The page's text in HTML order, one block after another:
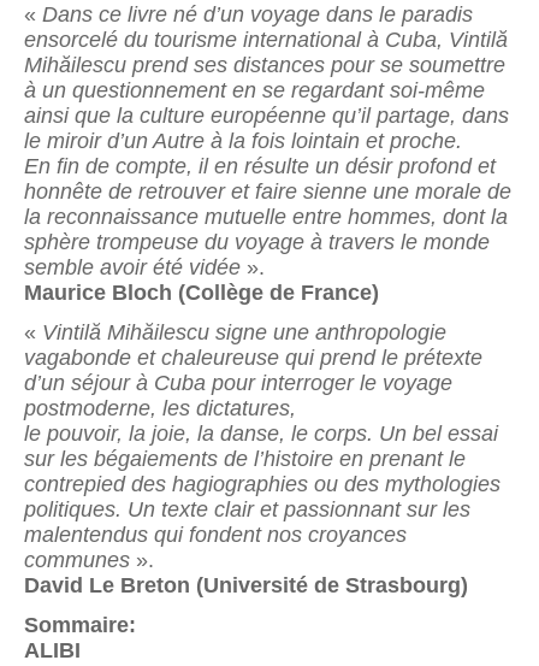
« Dans ce livre né d’un voyage dans le paradis
ensorcelé du tourisme international à Cuba, Vintilă
Mihăilescu prend ses distances pour se soumettre
à un questionnement en se regardant soi-même
ainsi que la culture européenne qu’il partage, dans
le miroir d’un Autre à la fois lointain et proche.
En fin de compte, il en résulte un désir profond et
honnête de retrouver et faire sienne une morale de
la reconnaissance mutuelle entre hommes, dont la
sphère trompeuse du voyage à travers le monde
semble avoir été vidée ».
Maurice Bloch (Collège de France)
« Vintilă Mihăilescu signe une anthropologie
vagabonde et chaleureuse qui prend le prétexte
d’un séjour à Cuba pour interroger le voyage
postmoderne, les dictatures,
le pouvoir, la joie, la danse, le corps. Un bel essai
sur les bégaiements de l’histoire en prenant le
contrepied des hagiographies ou des mythologies
politiques. Un texte clair et passionnant sur les
malentendus qui fondent nos croyances
communes ».
David Le Breton (Université de Strasbourg)
Sommaire:
ALIBI